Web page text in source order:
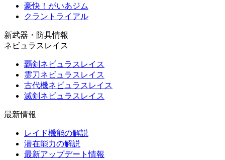
豪快！がいあジム
クラントライアル
新武器・防具情報
ネビュラスレイス
覇剣ネビュラスレイス
霊刀ネビュラスレイス
古代機ネビュラスレイス
滅剣ネビュラスレイス
最新情報
レイド機能の解説
潜在能力の解説
最新アップデート情報